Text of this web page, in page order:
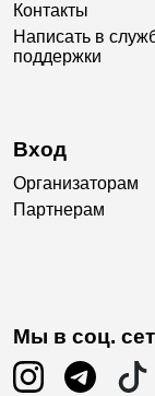
Контакты
Написать в
поддержки
Вход
Организаторам
Партнерам
Мы в соц.